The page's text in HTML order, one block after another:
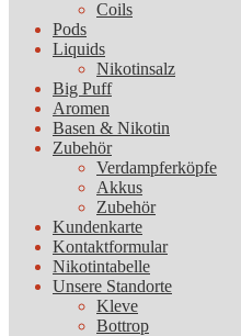
Coils
Pods
Liquids
Nikotinsalz
Big Puff
Aromen
Basen & Nikotin
Zubehör
Verdampferköpfe
Akkus
Zubehör
Kundenkarte
Kontaktformular
Nikotintabelle
Unsere Standorte
Kleve
Bottrop